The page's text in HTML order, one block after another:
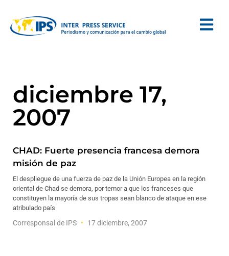
diciembre 17,
2007
CHAD: Fuerte presencia francesa demora
misión de paz
El despliegue de una fuerza de paz de la Unión Europea en la región
oriental de Chad se demora, por temor a que los franceses que
constituyen la mayoría de sus tropas sean blanco de ataque en ese
atribulado país
Corresponsal de IPS 17 diciembre, 2007